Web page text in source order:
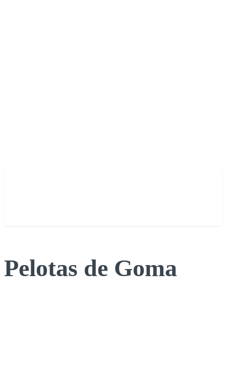
Pelotas de Goma